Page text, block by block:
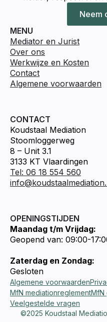
Neem
MENU
Mediator en Jurist
Over ons
Werkwijze en Kosten
Contact
Algemene voorwaarden
CONTACT
Koudstaal Mediation
Stoomloggerweg
8 – Unit 3.1
3133 KT Vlaardingen
Tel: 06 18 554 560
OPENINGSTIJDEN
Maandag t/m Vrijdag:
Geopend van: 09:00-
Zaterdag en Zondag:
Gesloten
Algemene voorwaarden
MfN mediationreglementMfN
Veelgestelde vragen
©2025 Koudstaal